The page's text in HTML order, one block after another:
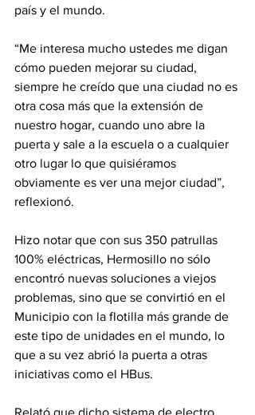
país y el mundo.
“Me interesa mucho ustedes me digan
cómo pueden mejorar su ciudad,
siempre he creído que una ciudad no es
otra cosa más que la extensión de
nuestro hogar, cuando uno abre la
puerta y sale a la escuela o a cualquier
otro lugar lo que quisiéramos
obviamente es ver una mejor ciudad”,
reflexionó.
Hizo notar que con sus 350 patrullas
100% eléctricas, Hermosillo no sólo
encontró nuevas soluciones a viejos
problemas, sino que se convirtió en el
Municipio con la flotilla más grande de
este tipo de unidades en el mundo, lo
que a su vez abrió la puerta a otras
iniciativas como el HBus.